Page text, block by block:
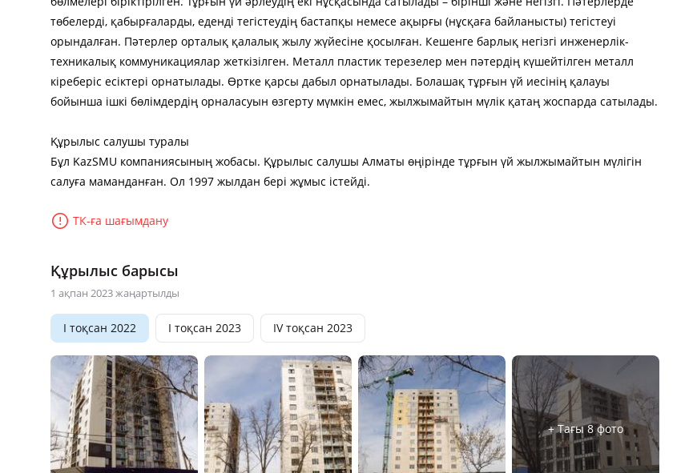
төбелерді, қабырғаларды, еденді тегістеудің бастапқы немесе ақырғы (нұсқаға байланысты) тегістеуі
орындалған. Пәтерлер орталық қалалық жылу жүйесіне қосылған. Кешенге барлық негізгі инженерлік-
техникалық коммуникациялар жеткізілген. Металл пластик терезелер мен пәтердің күшейтілген металл
кіреберіс есіктері орнатылады. Өртке қарсы дабыл орнатылады. Болашақ тұрғын үй иесінің қалауы
бойынша ішкі бөлімдердің орналасуын өзгерту мүмкін емес, жылжымайтын мүлік қатаң жоспарда сатылады.
Құрылыс салушы туралы
Бұл KazSMU компаниясының жобасы. Құрылыс салушы Алматы өңірінде тұрғын үй жылжымайтын мүлігін
салуға маманданған. Ол 1997 жылдан бері жұмыс істейді.
ТК-ға шағымдану
Құрылыс барысы
1 ақпан 2023 жаңартылды
I тоқсан 2022 I тоқсан 2023 IV тоқсан 2023
+ Тағы 8 фото